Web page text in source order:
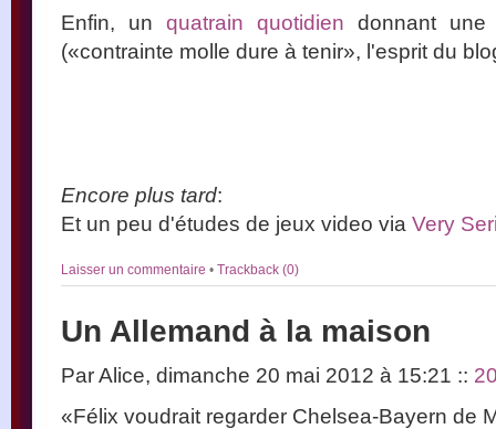
Enfin, un quatrain quotidien donnant
(«contrainte molle dure à tenir», l'esprit du
Encore plus tard:
Et un peu d'études de jeux video via Very
Laisser un commentaire • Trackback (0)
Un Allemand à la maison
Par Alice, dimanche 20 mai 2012 à 15:21 ::
«Félix voudrait regarder Chelsea-Bayern de